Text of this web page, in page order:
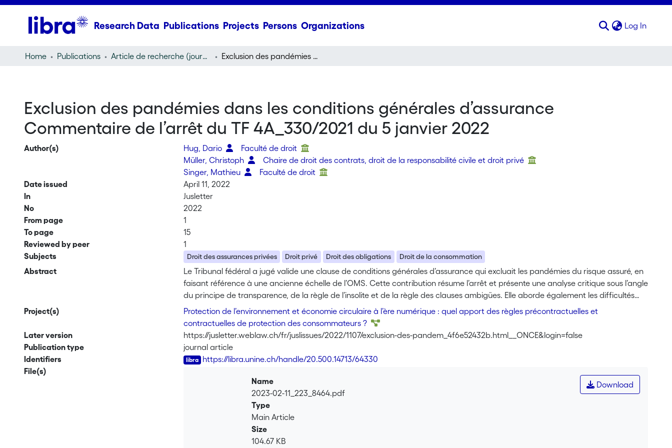
Research Data Publications Projects Persons Organizations Log In
Home Publications Article de recherche (journal article) Exclusion des pandémies dans les conditions générales d’assurance Commentaire de l’arrêt du TF 4A_330/2021 du 5 janvier 2022
Exclusion des pandémies dans les conditions générales d’assurance
Commentaire de l’arrêt du TF 4A_330/2021 du 5 janvier 2022
Author(s) Hug, Dario
Faculté de droit
Müller, Christoph
Chaire de droit des contrats, droit de la responsabilité civile et droit privé
Singer, Mathieu
Faculté de droit
Date issued
April 11, 2022
In
Jusletter
No
2022
From page
1
To page
15
Reviewed by peer
1
Subjects
Droit des assurances privées Droit privé Droit des obligations Droit de la consommation
Abstract
Le Tribunal fédéral a jugé valide une clause de conditions générales d’assurance qui excluait les pandémies du risque assuré, en
faisant référence à une ancienne échelle de l’OMS. Cette contribution résume l’arrêt et présente une analyse critique sous l’angle
du principe de transparence, de la règle de l’insolite et de la règle des clauses ambigües. Elle aborde également les difficultés
méthodologiques propres à l’examen des conditions générales.
Project(s)
Protection de l’environnement et économie circulaire à l’ère numérique : quel apport des règles précontractuelles et
contractuelles de protection des consommateurs ?
Later version
https://jusletter.weblaw.ch/fr/juslissues/2022/1107/exclusion-des-pandem_4f6e52432b.html__ONCE&login=false
Publication type
journal article
Identifiers
https://libra.unine.ch/handle/20.500.14713/64330
File(s)
Download
Name
2023-02-11_223_8464.pdf
Type
Main Article
Size
104.67 KB